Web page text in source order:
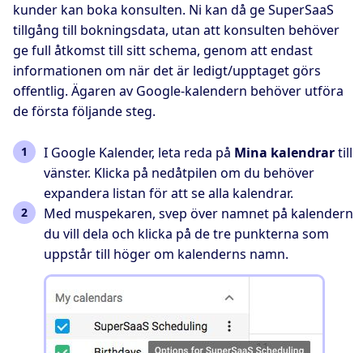
kunder kan boka konsulten. Ni kan då ge SuperSaaS
tillgång till bokningsdata, utan att konsulten behöver
ge full åtkomst till sitt schema, genom att endast
informationen om när det är ledigt/upptaget görs
offentlig. Ägaren av Google-kalendern behöver utföra
de första följande steg.
I Google Kalender, leta reda på Mina kalendrartill
vänster. Klicka på nedåtpilen om du behöver
expandera listan för att se alla kalendrar.
Med muspekaren, svep över namnet på kalendern
du vill dela och klicka på de tre punkterna som
uppstår till höger om kalenderns namn.